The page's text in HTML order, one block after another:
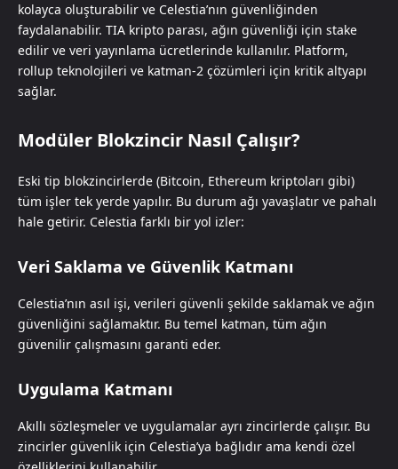
kolayca oluşturabilir ve Celestia’nın güvenliğinden
faydalanabilir. TIA kripto parası, ağın güvenliği için stake
edilir ve veri yayınlama ücretlerinde kullanılır. Platform,
rollup teknolojileri ve katman-2 çözümleri için kritik altyapı
sağlar.
Modüler Blokzincir Nasıl Çalışır?
Eski tip blokzincirlerde (Bitcoin, Ethereum kriptoları gibi)
tüm işler tek yerde yapılır. Bu durum ağı yavaşlatır ve pahalı
hale getirir. Celestia farklı bir yol izler:
Veri Saklama ve Güvenlik Katmanı
Celestia’nın asıl işi, verileri güvenli şekilde saklamak ve ağın
güvenliğini sağlamaktır. Bu temel katman, tüm ağın
güvenilir çalışmasını garanti eder.
Uygulama Katmanı
Akıllı sözleşmeler ve uygulamalar ayrı zincirlerde çalışır. Bu
zincirler güvenlik için Celestia’ya bağlıdır ama kendi özel